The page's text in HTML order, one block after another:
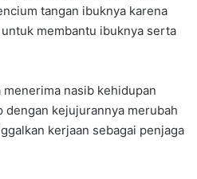
tangan ibuknya karena
membantu ibuknya serta
menerima nasib kehidupan
dengan kejujurannya merubah
kerjaan sebagai penjaga